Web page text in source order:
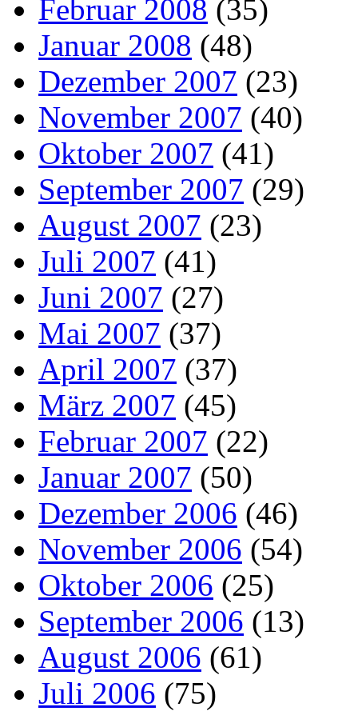
Februar 2008 (35)
Januar 2008 (48)
Dezember 2007 (23)
November 2007 (40)
Oktober 2007 (41)
September 2007 (29)
August 2007 (23)
Juli 2007 (41)
Juni 2007 (27)
Mai 2007 (37)
April 2007 (37)
März 2007 (45)
Februar 2007 (22)
Januar 2007 (50)
Dezember 2006 (46)
November 2006 (54)
Oktober 2006 (25)
September 2006 (13)
August 2006 (61)
Juli 2006 (75)